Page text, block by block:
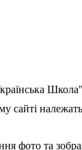
Школа"
сайті
фото та